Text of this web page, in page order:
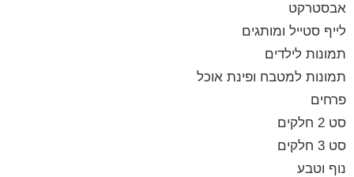
אבסטרקט
לייף סטייל ומותגים
תמונות לילדים
תמונות למטבח ופינת אוכל
פרחים
סט 2 חלקים
סט 3 חלקים
נוף וטבע